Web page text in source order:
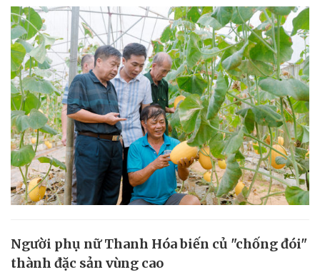
Người phụ nữ Thanh Hóa biến củ "chống đói"
thành đặc sản vùng cao